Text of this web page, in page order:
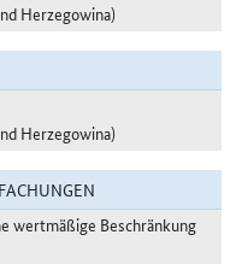
Herzegowina)
Herzegowina)
wertmäßige Beschränkung